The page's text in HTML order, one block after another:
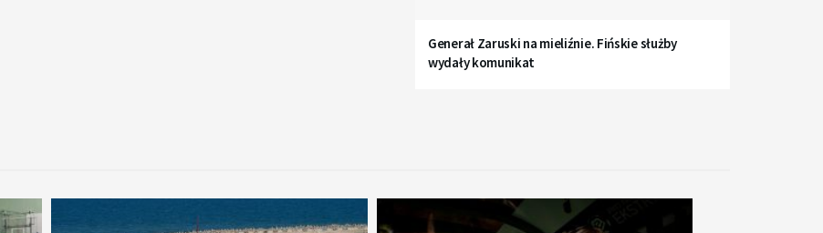
Generał Zaruski na mieliźnie. Fińskie służby
wydały komunikat